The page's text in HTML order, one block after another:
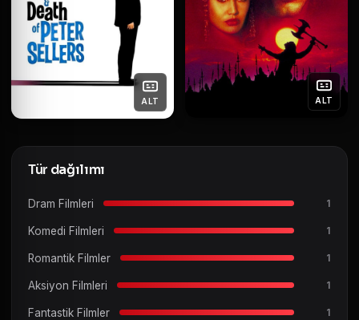
ALT ALT
Tür dağılımı
Dram Filmleri 1
Komedi Filmleri 1
Romantik Filmler 1
Aksiyon Filmleri 1
Fantastik Filmler 1